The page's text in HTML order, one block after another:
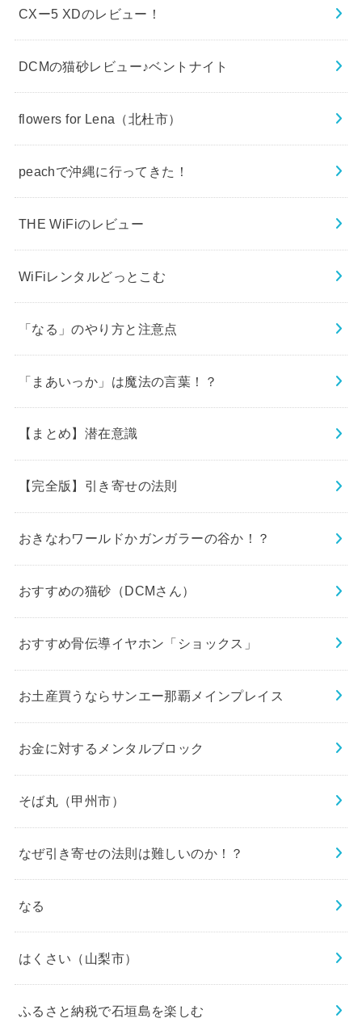
CXー5 XDのレビュー！
DCMの猫砂レビュー♪ベントナイト
flowers for Lena（北杜市）
peachで沖縄に行ってきた！
THE WiFiのレビュー
WiFiレンタルどっとこむ
「なる」のやり方と注意点
「まあいっか」は魔法の言葉！？
【まとめ】潜在意識
【完全版】引き寄せの法則
おきなわワールドかガンガラーの谷か！？
おすすめの猫砂（DCMさん）
おすすめ骨伝導イヤホン「ショックス」
お土産買うならサンエー那覇メインプレイス
お金に対するメンタルブロック
そば丸（甲州市）
なぜ引き寄せの法則は難しいのか！？
なる
はくさい（山梨市）
ふるさと納税で石垣島を楽しむ